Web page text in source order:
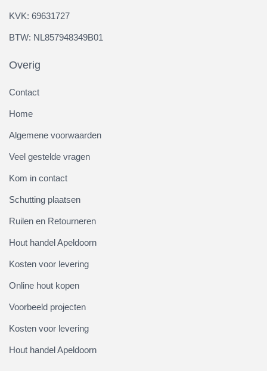
KVK: 69631727
BTW: NL857948349B01
Overig
Contact
Home
Algemene voorwaarden
Veel gestelde vragen
Kom in contact
Schutting plaatsen
Ruilen en Retourneren
Hout handel Apeldoorn
Kosten voor levering
Online hout kopen
Voorbeeld projecten
Kosten voor levering
Hout handel Apeldoorn